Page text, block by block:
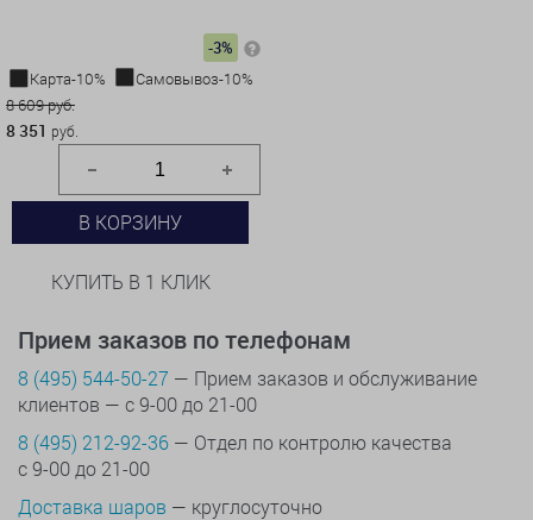
-3%
Карта-10%
Самовывоз-10%
8 609 руб.
8 351 руб.
В КОРЗИНУ
КУПИТЬ В 1 КЛИК
Прием заказов по телефонам
8 (495) 544-50-27 — Прием заказов и обслуживание
клиентов — с 9-00 до 21-00
8 (495) 212-92-36 — Отдел по контролю качества
с 9-00 до 21-00
Доставка шаров — круглосуточно